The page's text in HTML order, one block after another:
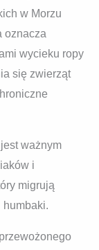
w Morzu
oznacza
wycieku ropy
się zwierząt
ważnym
i
migrują